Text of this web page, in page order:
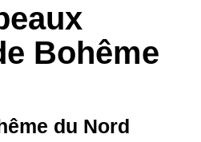
Bohême
du Nord